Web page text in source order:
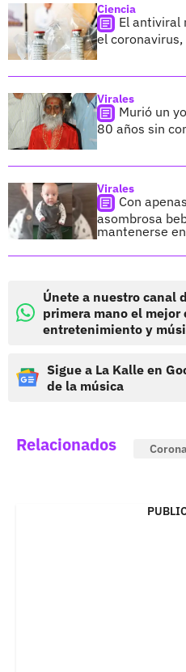
Ciencia
El antiviral
el
Virales
Murió un
80 años sin
Virales
Con
asombrosa
mantenerse
Únete a nuestro canal
primera mano el mejor
entretenimiento y
Sigue a La Kalle en
de la música
Relacionados